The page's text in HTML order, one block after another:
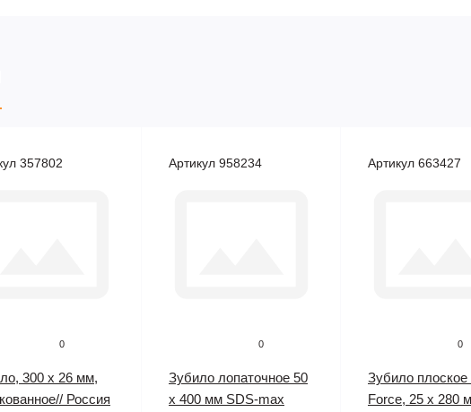
357802
0
300 х 26 мм,
Россия
Артикул 958234
0
Зубило лопаточное 50
x 400 мм SDS-max
Артикул 663427
0
Зубило плоское
Force, 25 x 280